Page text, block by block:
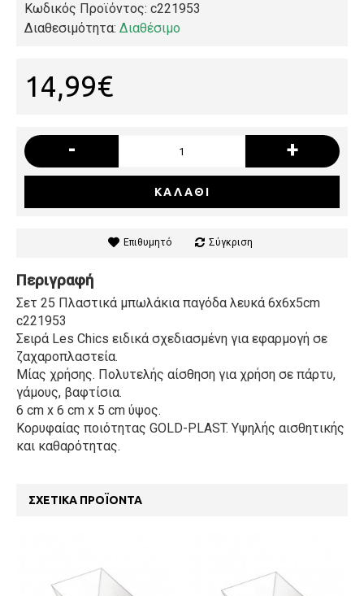
Κωδικός Προϊόντος: c221953
Διαθεσιμότητα: Διαθέσιμο
14,99€
- +
ΚΑΛΆΘΙ
Επιθυμητό Σύγκριση
Περιγραφή
Σετ 25 Πλαστικά μπωλάκια παγόδα λευκά 6x6x5cm
c221953
Σειρά Les Chics ειδικά σχεδιασμένη για εφαρμογή σε
ζαχαροπλαστεία.
Μίας χρήσης. Πολυτελής αίσθηση για χρήση σε πάρτυ,
γάμους, βαφτίσια.
6 cm x 6 cm x 5 cm ύψος.
Κορυφαίας ποιότητας GOLD-PLAST. Υψηλής αισθητικής
και καθαρότητας.
ΣΧΕΤΙΚΆ ΠΡΟΪΌΝΤΑ